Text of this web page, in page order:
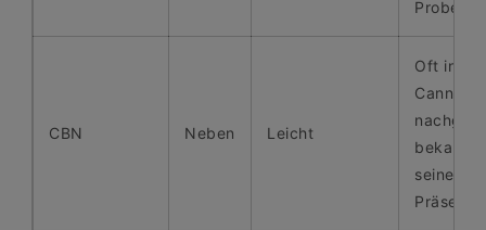
Proben
CBN Neben Leicht
Oft in
Cannabis
bekannt
seine
Präsenz